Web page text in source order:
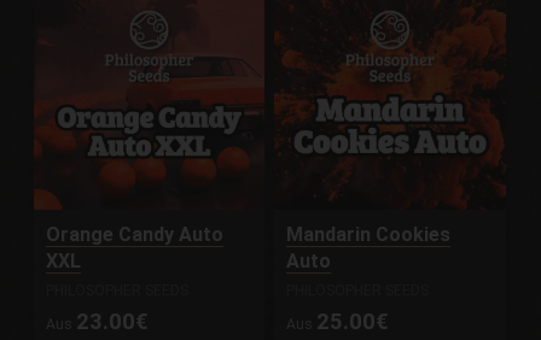
Orange Candy Auto
XXL
Aus 23.00€
Mandarin Cookies
Auto
Aus 25.00€